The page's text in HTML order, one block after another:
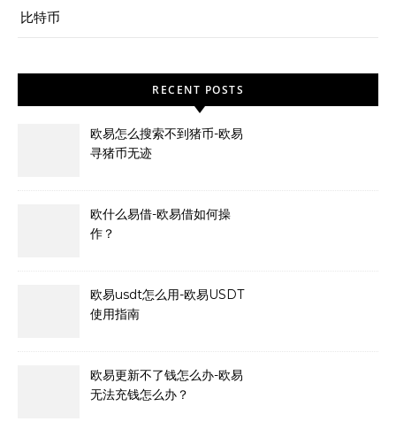
比特币
RECENT POSTS
欧易怎么搜索不到猪币-欧易
寻猪币无迹
欧什么易借-欧易借如何操
作？
欧易usdt怎么用-欧易USDT
使用指南
欧易更新不了钱怎么办-欧易
无法充钱怎么办？